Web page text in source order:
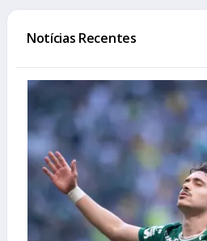
Notícias Recentes